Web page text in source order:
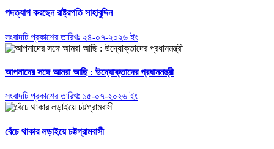
পদত্যাগ করছেন রাষ্ট্রপতি সাহাবুদ্দিন
সংবাদটি প্রকাশের তারিখঃ ২৪-০৭-২০২৬ ইং
আপনাদের সঙ্গে আমরা আছি : উদ্যোক্তাদের প্রধানমন্ত্রী
সংবাদটি প্রকাশের তারিখঃ ১৫-০৭-২০২৬ ইং
বেঁচে থাকার লড়াইয়ে চট্টগ্রামবাসী